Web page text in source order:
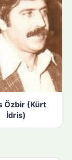
Özbir (Kürt
İdris)